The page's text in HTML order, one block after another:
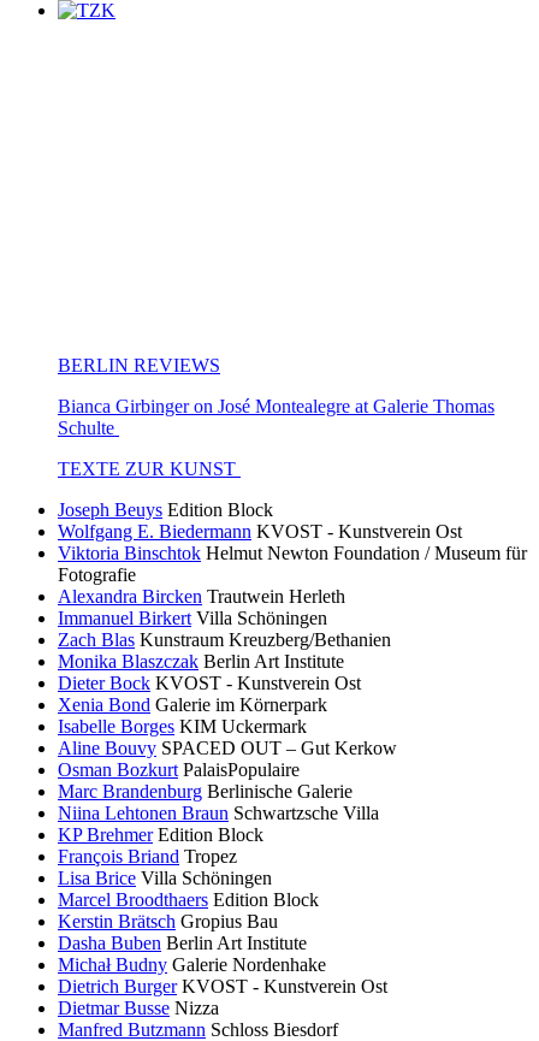
BERLIN REVIEWS
Bianca Girbinger on José Montealegre at Galerie Thomas
Schulte
TEXTE ZUR KUNST
Joseph Beuys Edition Block
Wolfgang E. Biedermann KVOST - Kunstverein Ost
Viktoria Binschtok Helmut Newton Foundation / Museum für
Fotografie
Alexandra Bircken Trautwein Herleth
Immanuel Birkert Villa Schöningen
Zach Blas Kunstraum Kreuzberg/Bethanien
Monika Blaszczak Berlin Art Institute
Dieter Bock KVOST - Kunstverein Ost
Xenia Bond Galerie im Körnerpark
Isabelle Borges KIM Uckermark
Aline Bouvy SPACED OUT – Gut Kerkow
Osman Bozkurt PalaisPopulaire
Marc Brandenburg Berlinische Galerie
Niina Lehtonen Braun Schwartzsche Villa
KP Brehmer Edition Block
François Briand Tropez
Lisa Brice Villa Schöningen
Marcel Broodthaers Edition Block
Kerstin Brätsch Gropius Bau
Dasha Buben Berlin Art Institute
Michał Budny Galerie Nordenhake
Dietrich Burger KVOST - Kunstverein Ost
Dietmar Busse Nizza
Manfred Butzmann Schloss Biesdorf